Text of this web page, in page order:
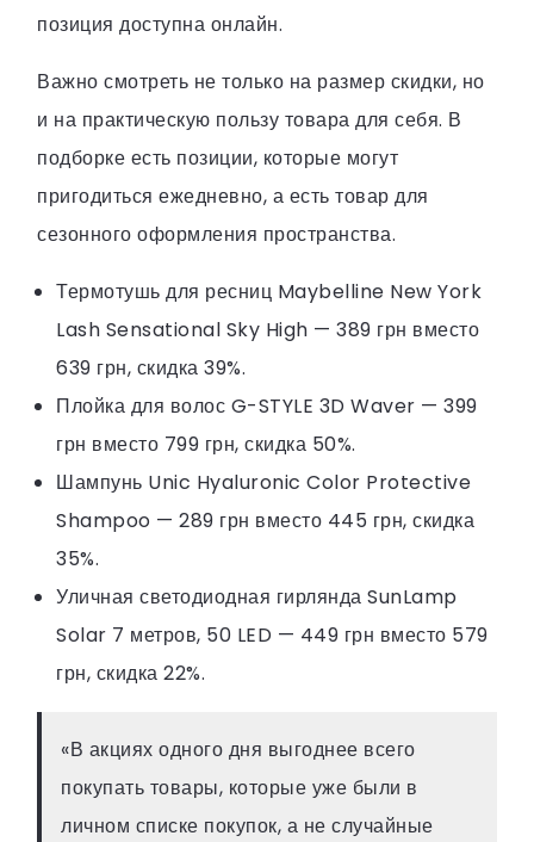
позиция доступна онлайн.
Важно смотреть не только на размер скидки, но
и на практическую пользу товара для себя. В
подборке есть позиции, которые могут
пригодиться ежедневно, а есть товар для
сезонного оформления пространства.
Термотушь для ресниц Maybelline New York
Lash Sensational Sky High — 389 грн вместо
639 грн, скидка 39%.
Плойка для волос G-STYLE 3D Waver — 399
грн вместо 799 грн, скидка 50%.
Шампунь Unic Hyaluronic Color Protective
Shampoo — 289 грн вместо 445 грн, скидка
35%.
Уличная светодиодная гирлянда SunLamp
Solar 7 метров, 50 LED — 449 грн вместо 579
грн, скидка 22%.
«В акциях одного дня выгоднее всего
покупать товары, которые уже были в
личном списке покупок, а не случайные